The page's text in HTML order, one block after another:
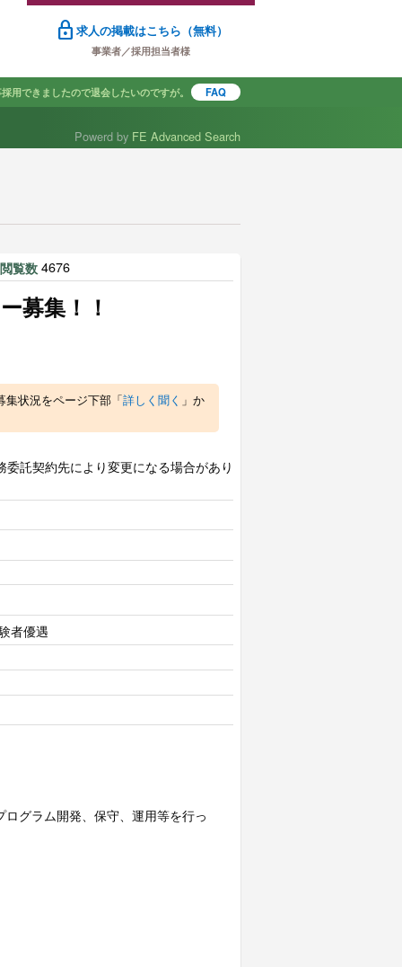
lock 求人の掲載はこちら（無料）
事業者／採用担当者様
用できましたので退会したいのですが。 FAQ
Powerd by FE Advanced Search
閲覧数 4676
募集！！
集状況をページ下部「詳しく聞く 」か
託契約先により変更になる場合があり
者優遇
グラム開発、保守、運用等を行っ